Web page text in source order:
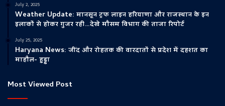
July 2, 2025
Weather Update: मानसून ट्रफ लाइन हरियाणा और राजस्थान के इन
इलाकों से होकर गुजर रही…देखे मौसम विभाग की ताजा रिपोर्ट
July 25, 2025
Haryana News: जींद और रोहतक की वारदातों से प्रदेश में दहशत का
माहौल- हुड्डा
Most Viewed Post